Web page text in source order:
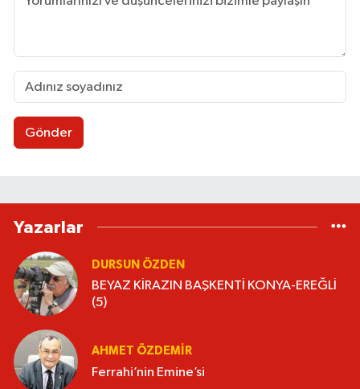
Gönder
Yazarlar
DURSUN ÖZDEN
BEYAZ KİRAZIN BAŞKENTİ KONYA-EREĞLİ
(5)
AHMET ÖZDEMIR
Ferrahi’nin Emine’si